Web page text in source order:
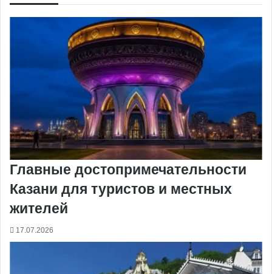
Главные достопримечательности
Казани для туристов и местных
жителей
17.07.2026